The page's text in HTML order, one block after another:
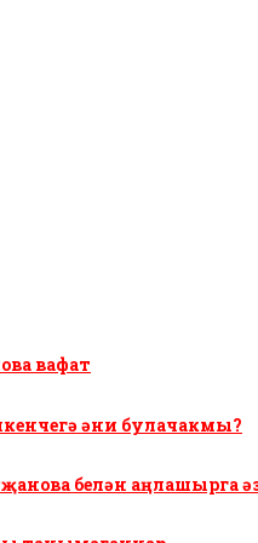
вафат
әни булачакмы?
белән аңлашырга